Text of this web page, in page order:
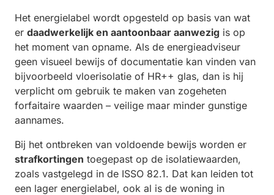
Het energielabel wordt opgesteld op basis van wat
er daadwerkelijk en aantoonbaar aanwezig is op
het moment van opname. Als de energieadviseur
geen visueel bewijs of documentatie kan vinden van
bijvoorbeeld vloerisolatie of HR++ glas, dan is hij
verplicht om gebruik te maken van zogeheten
forfaitaire waarden – veilige maar minder gunstige
aannames.
Bij het ontbreken van voldoende bewijs worden er
strafkortingen toegepast op de isolatiewaarden,
zoals vastgelegd in de ISSO 82.1. Dat kan leiden tot
een lager energielabel, ook al is de woning in